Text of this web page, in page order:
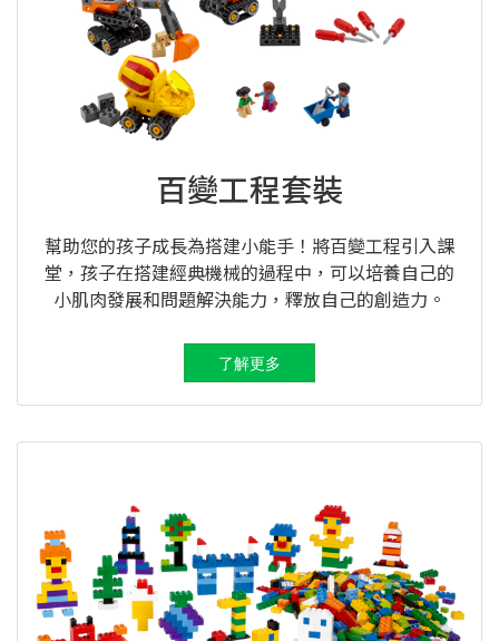
百變工程套裝
幫助您的孩子成長為搭建小能手！將百變工程引入課
堂，孩子在搭建經典機械的過程中，可以培養自己的
小肌肉發展和問題解決能力，釋放自己的創造力。
了解更多